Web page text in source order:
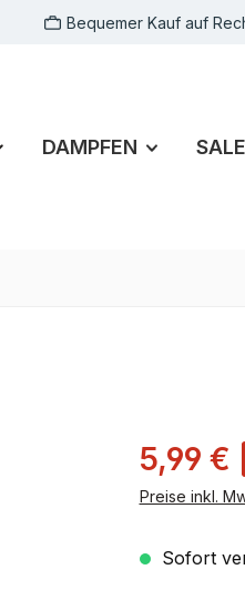
Bequemer Kauf auf
DAMPFEN SALE
5,99 €
Preise inkl.
Sofort